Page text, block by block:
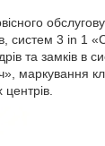
систем 3 in 1
та замків в
маркування